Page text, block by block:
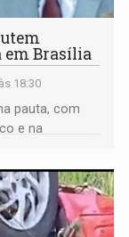
em Brasília
18:30
pauta, com
e na